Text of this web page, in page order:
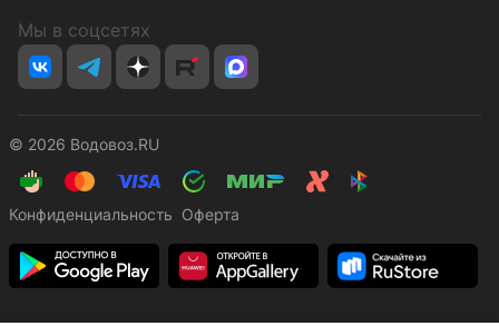
Мы в соцсетях
© 2026 Водовоз.RU
Конфиденциальность Оферта